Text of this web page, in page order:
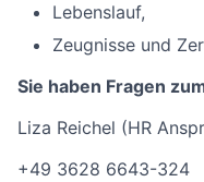
Lebenslauf,
Zeugnisse und
Sie haben Fragen
Liza Reichel (HR
+49 3628 6643-324